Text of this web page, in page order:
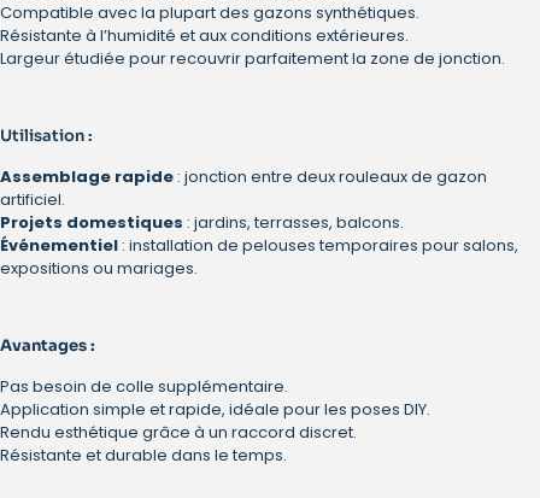
Compatible avec la plupart des gazons synthétiques.
Résistante à l’humidité et aux conditions extérieures.
Largeur étudiée pour recouvrir parfaitement la zone de jonction.
Utilisation :
Assemblage rapide : jonction entre deux rouleaux de gazon
artificiel.
Projets domestiques : jardins, terrasses, balcons.
Événementiel : installation de pelouses temporaires pour salons,
expositions ou mariages.
Avantages :
Pas besoin de colle supplémentaire.
Application simple et rapide, idéale pour les poses DIY.
Rendu esthétique grâce à un raccord discret.
Résistante et durable dans le temps.